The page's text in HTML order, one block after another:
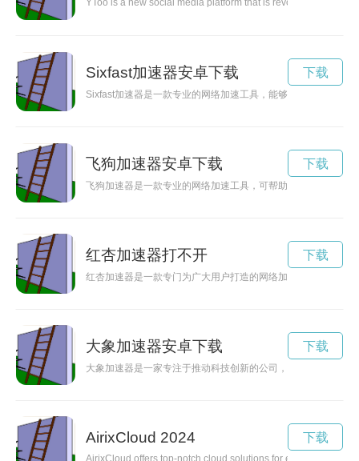
YToo is a new social media platform that is revolutionizing
Sixfast加速器安卓下载
Sixfast加速器是一款专业的网络加速工具，能够有效地提高网
下载
飞狗加速器安卓下载
飞狗加速器是一款专业的网络加速工具，可帮助用户解决网络
下载
红杏加速器打不开
红杏加速器是一款专门为广大用户打造的网络加速工具，能够
下载
大象加速器安卓下载
大象加速器是一家专注于推动科技创新的公司，其独特的理念
下载
AirixCloud 2024
AirixCloud offers top-notch cloud solutions for efficient data
下载